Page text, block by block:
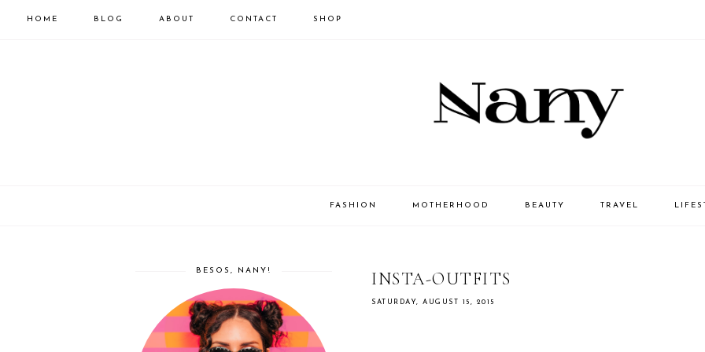
HOME BLOG ABOUT CONTACT SHOP
FASHION MOTHERHOOD BEAUTY TRAVEL
INSTA-OUTFITS
SATURDAY, AUGUST 15, 2015
BESOS, NANY!